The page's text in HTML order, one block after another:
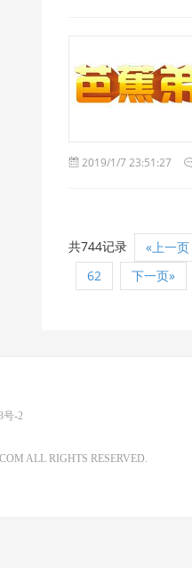
2019/1/7 23:51:27
共744记录
«上一页
62
下一页»
号-2
ALL RIGHTS RESERVED.